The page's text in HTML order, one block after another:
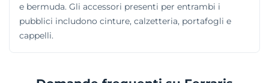
e bermuda. Gli accessori presenti per entrambi i
pubblici includono cinture, calzetteria, portafogli e
cappelli.